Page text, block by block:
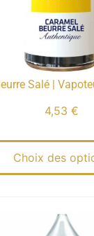
Salé |
4,53 €
Choix des